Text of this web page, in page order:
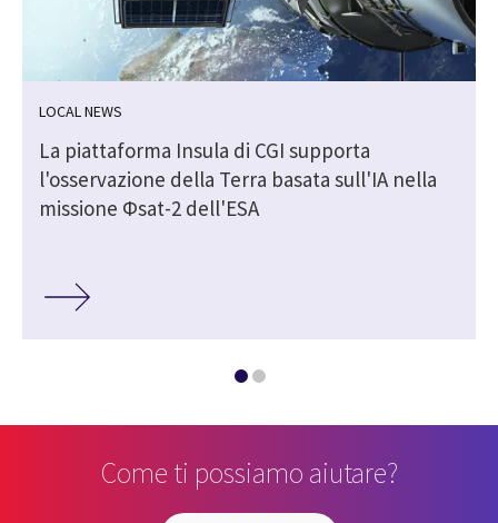
LOCAL NEWS
La piattaforma Insula di CGI supporta
l'osservazione della Terra basata sull'IA nella
missione Φsat-2 dell'ESA
Come ti possiamo aiutare?